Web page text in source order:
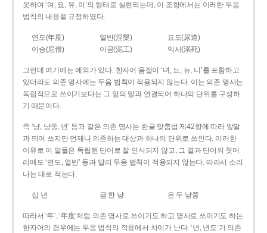
못하여 ‘여, 요, 유, 이’의 형태로 실현되는데, 이 조항에서는 이러한 두음
법칙의 내용을 규정하였다.
연도(年度) 열반(涅槃)
요도(尿道)
이승(尼僧)
이공(泥工) 익사(溺死)
그런데 여기에는 예외가 있다. 한자어 음절이 ‘녀, 뇨, 뉴, 니’를 포함하고
있더라도 의존 명사에는 두음 법칙이 적용되지 않는다. 이는 의존 명사는
독립적으로 쓰이기보다는 그 앞의 말과 연결되어 하나의 단위를 구성하
기 때문이다.
즉 ‘냥, 냥쭝, 년’ 등과 같은 의존 명사는 한글 맞춤법 제42항에 따라 앞말
과 띄어 쓰지만 언제나 의존하는 대상과 하나의 단위로 쓰인다. 이러한
이유로 이 말들은 독립된 단어로 잘 인식되지 않고, 그 결과 단어의 첫머
리에도 ‘연도, 열반’ 등과 달리 두음 법칙이 적용되지 않는다. 따라서 소리
나는 대로 적는다.
십 년 금 한 냥 은 두 냥쭝
따라서 ‘年’, ‘年度’처럼 의존 명사로 쓰이기도 하고 명사로 쓰이기도 하는
한자어의 경우에는 두음 법칙의 적용에서 차이가 난다. ‘년, 년도’가 의존